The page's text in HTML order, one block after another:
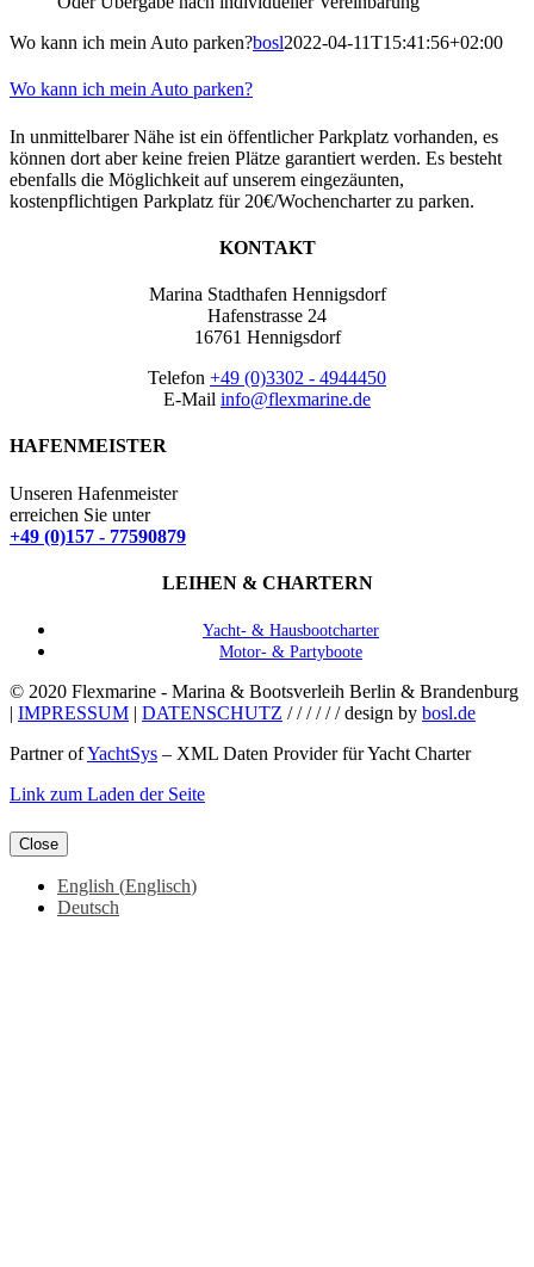
Wo kann ich mein Auto parken?bosl2022-04-11T15:41:56+02:00
Wo kann ich mein Auto parken?
In unmittelbarer Nähe ist ein öffentlicher Parkplatz vorhanden, es
können dort aber keine freien Plätze garantiert werden. Es besteht
ebenfalls die Möglichkeit auf unserem eingezäunten,
kostenpflichtigen Parkplatz für 20€/Wochencharter zu parken.
KONTAKT
Marina Stadthafen Hennigsdorf
Hafenstrasse 24
16761 Hennigsdorf
Telefon +49 (0)3302 - 4944450
E-Mail info@flexmarine.de
HAFENMEISTER
Unseren Hafenmeister
erreichen Sie unter
+49 (0)157 - 77590879
LEIHEN & CHARTERN
Yacht- & Hausbootcharter
Motor- & Partyboote
© 2020 Flexmarine - Marina & Bootsverleih Berlin & Brandenburg
| IMPRESSUM | DATENSCHUTZ / / / / / / design by bosl.de
Partner ofYachtSys – XML Daten Provider für Yacht Charter
Facebook
Instagram
YouTube
Link zum Laden der Seite
Close
English (Englisch)
Deutsch